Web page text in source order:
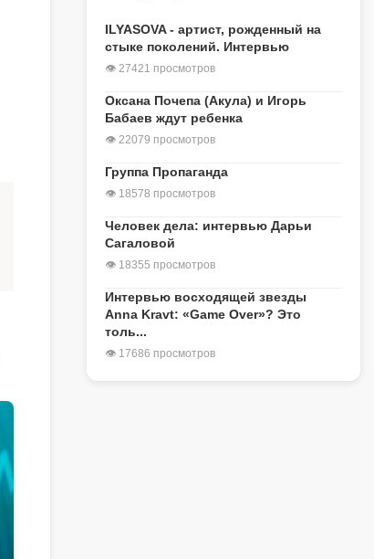
ILYASOVA - артист, рожденный на
стыке поколений. Интервью
👁 27421 просмотров
Оксана Почепа (Акула) и Игорь
Бабаев ждут ребенка
👁 22079 просмотров
Группа Пропаганда
👁 18578 просмотров
Человек дела: интервью Дарьи
Сагаловой
👁 18355 просмотров
Интервью восходящей звезды
Anna Kravt: «Game Over»? Это
толь...
👁 17686 просмотров